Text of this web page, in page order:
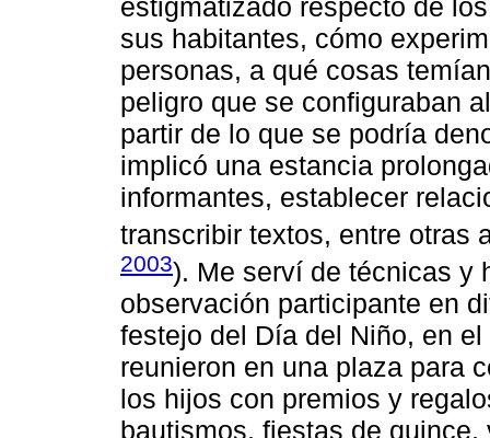
estigmatizado respecto de
sus habitantes, cómo
personas, a qué cosas
peligro que se configuraban
partir de lo que se podría
implicó una estancia
informantes, establecer
transcribir textos, entre otras
2003). Me serví de técnicas y
observación participante en
festejo del Día del Niño, en
reunieron en una plaza para
los hijos con premios y
bautismos, fiestas de